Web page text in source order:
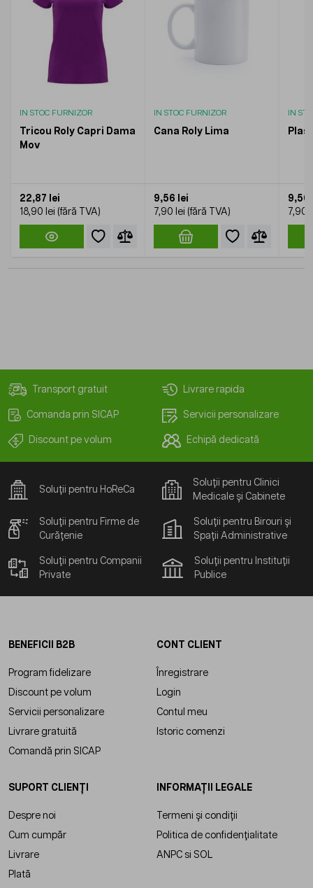
IN STOC FURNIZOR
Tricou Roly Capri Dama
Mov
22,87 lei
18,90 lei
IN STOC FURNIZOR
Cana Roly Lima
9,56 lei
7,90 lei
IN
9,56
7,90
Transport gratuit Livrare rapida
Comanda prin SICAP Servicii personalizare
Discount pe volum Echipă dedicată
Soluții pentru HoReCa
Soluții pentru Clinici
Medicale și Cabinete
Soluții pentru Firme de
Curățenie
Soluții pentru Birouri și
Spații Administrative
Soluții pentru Companii
Private
Soluții pentru Instituții
Publice
BENEFICII B2B
Program fidelizare
Discount pe volum
Servicii personalizare
Livrare gratuită
Comandă prin SICAP
CONT CLIENT
Înregistrare
Login
Contul meu
Istoric comenzi
SUPORT CLIENȚI
Despre noi
Cum cumpăr
Livrare
Plată
INFORMAȚII LEGALE
Termeni și condiții
Politica de confidențialitate
ANPC si SOL